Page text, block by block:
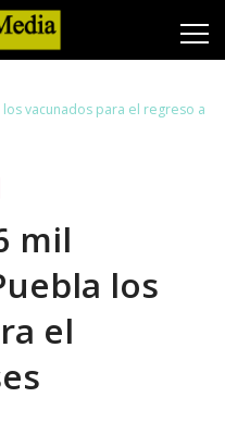
vacunados para el regreso a
mil
los
el